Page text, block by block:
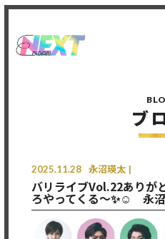
ブ
2025.11.28 永沼瑛太
バリライブVol.22ありが
ろやってくる〜✨☺️ 永